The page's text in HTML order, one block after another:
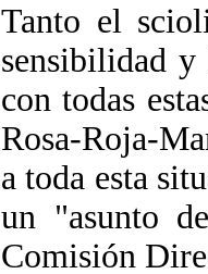
Tanto el
sensibilidad
con todas
Rosa-Roja-
a toda esta
un "asunto
Comisión